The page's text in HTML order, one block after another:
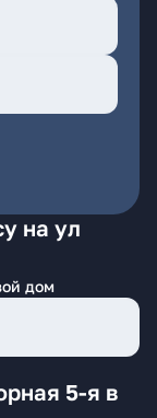
на ул
дом
5-я в